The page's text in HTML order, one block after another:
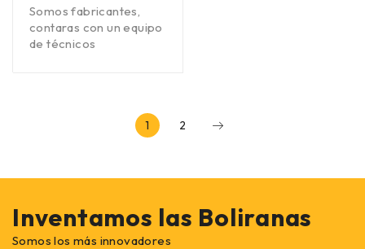
Somos fabricantes,
contaras con un equipo
de técnicos
1 2
Inventamos las Boliranas
Somos los más innovadores